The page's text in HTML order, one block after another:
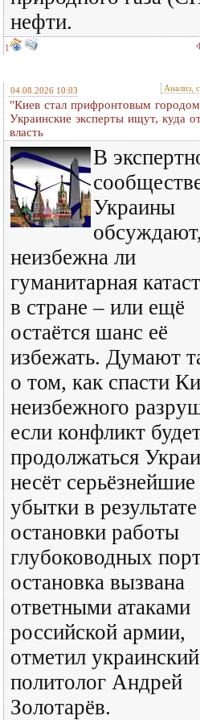
нефти.
1
04.08.2026 10:03 Анализ,
"Киев стал прифронтовым
Украинские эксперты ищут, куда
власть
В
Украины
обсуждают,
неизбежна ли
гуманитарная
в стране – или ещё
остаётся шанс её
избежать. Думают
о том, как спасти
неизбежного
если конфликт
продолжаться
несёт серьёзнейшие
убытки в результате
остановки работы
глубоководных
остановка вызвана
ответными атаками
российской армии,
отметил украинский
политолог Андрей
Золотарёв.